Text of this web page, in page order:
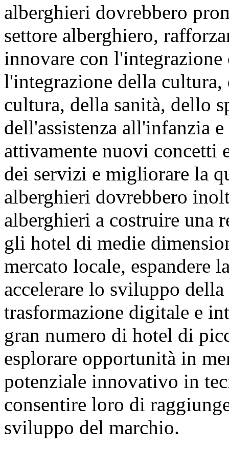
alberghieri dovrebbero
settore alberghiero,
innovare con
l'integrazione della
cultura, della sanità, dello
dell'assistenza all'infanzia
attivamente nuovi concetti
dei servizi e migliorare la
alberghieri dovrebbero
alberghieri a costruire una
gli hotel di medie
mercato locale, espandere
accelerare lo sviluppo
trasformazione digitale e
gran numero di hotel di
esplorare opportunità in
potenziale innovativo in
consentire loro di
sviluppo del marchio.